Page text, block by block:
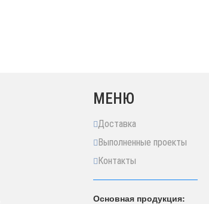
МЕНЮ
Доставка
Выполненные проекты
Контакты
Основная продукция: